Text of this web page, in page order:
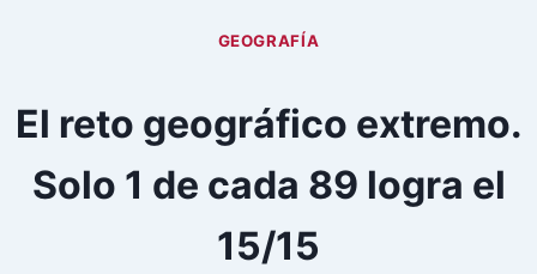
GEOGRAFÍA
El reto geográfico extremo.
Solo 1 de cada 89 logra el
15/15